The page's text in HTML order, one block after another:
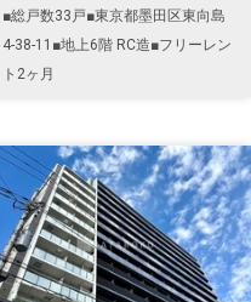
■総戸数33戸■東京都墨田区東向島
4-38-11■地上6階 RC造■フリーレン
ト2ヶ月